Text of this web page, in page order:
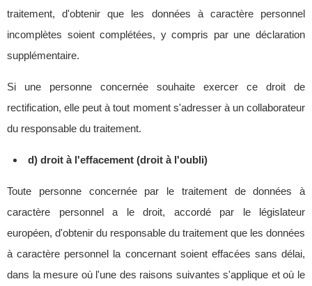
traitement, d'obtenir que les données à caractère personnel
incomplètes soient complétées, y compris par une déclaration
supplémentaire.
Si une personne concernée souhaite exercer ce droit de
rectification, elle peut à tout moment s'adresser à un collaborateur
du responsable du traitement.
d) droit à l'effacement (droit à l'oubli)
Toute personne concernée par le traitement de données à
caractère personnel a le droit, accordé par le législateur
européen, d'obtenir du responsable du traitement que les données
à caractère personnel la concernant soient effacées sans délai,
dans la mesure où l'une des raisons suivantes s'applique et où le